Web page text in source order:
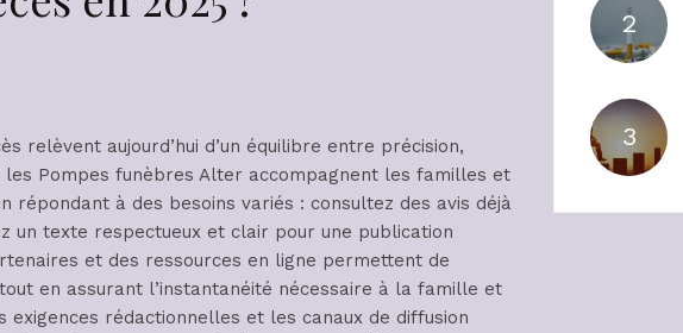
relèvent aujourd’hui d’un équilibre entre précision,
les Pompes funèbres Alter accompagnent les familles et
répondant à des besoins variés : consultez des avis déjà
un texte respectueux et clair pour une publication
et des ressources en ligne permettent de
en assurant l’instantanéité nécessaire à la famille et
rédactionnelles et les canaux de diffusion